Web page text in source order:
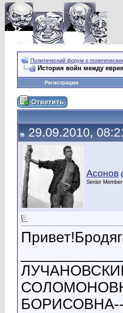
Политический форум о
История войн между
Регистрация
29.09.2010,
Асонов
Senior Member